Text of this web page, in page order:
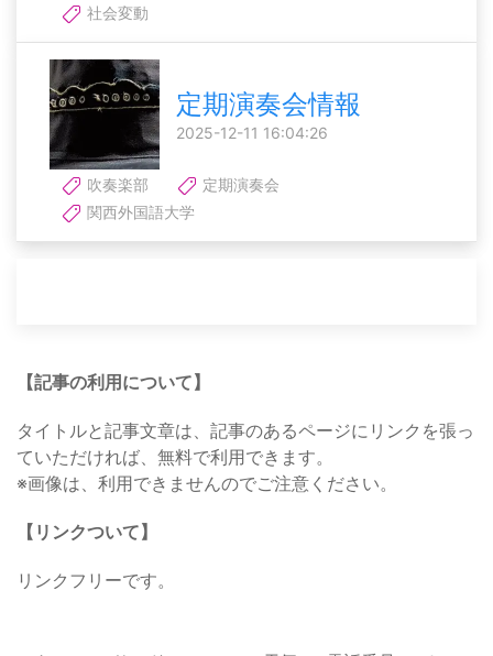
社会変動
定期演奏会情報
2025-12-11 16:04:26
吹奏楽部
定期演奏会
関西外国語大学
【記事の利用について】
タイトルと記事文章は、記事のあるページにリンクを張っ
ていただければ、無料で利用できます。
※画像は、利用できませんのでご注意ください。
【リンクついて】
リンクフリーです。